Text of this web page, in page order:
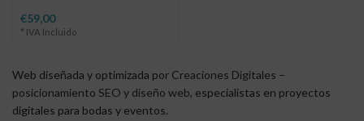
€
Web diseñada y optimizada por Creaciones Digitales –
posicionamiento SEO y diseño web, especialistas en proyectos
digitales para bodas y eventos.